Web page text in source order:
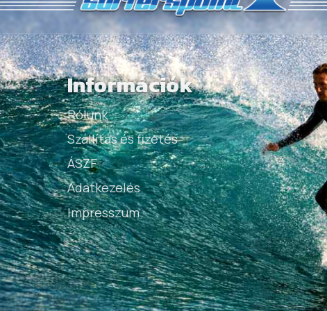
Információk
Rólunk
Szállítás és fizetés
ÁSZF
Adatkezelés
Impresszum